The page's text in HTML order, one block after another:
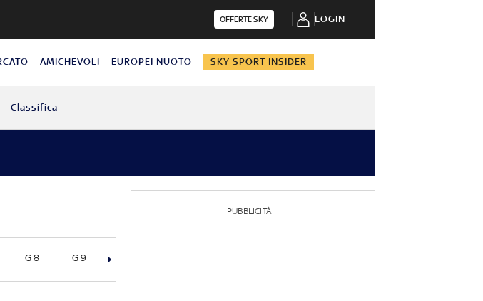
OFFERTE SKY LOGIN
AMICHEVOLI EUROPEI NUOTO SKY SPORT INSIDER
Classifica
G 8 G 9
PUBBLICITÀ